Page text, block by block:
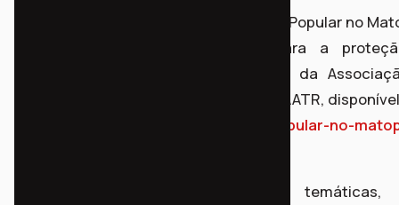
Também foi lançado o livro Advocacia Popular no
litígios estratégicos e desafios para a
sociobiodiversidade, de organização da
Advogados de Trabalhadores Rurais - AATR,
https://www.aatr.org.br/advocacia-popular-no-
O Encontro segue com oficinas temáticas,